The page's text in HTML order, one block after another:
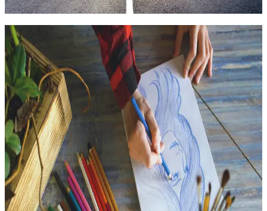
690 000₽
Арт-терапия и арт-методы в реабилитации
Арт-методы в комплексной реабилитации
В результате освоения программы обучающиеся овладеют арт-
технологиями повышения жизнеспособности личности в
трудной жизненной ситуации. Выбор средств искусства для
работы психолога в программах комплексной реабилитации
обусловлен высоким мотивирующим потенциалом и
эмоциональной насыщенностью творческой деятельности в
любом возрасте. Арт-методы являются ценным средством и
эффективным способом формирования и укрепления
личностного потенциала, повышения адаптивных
способностей и достижения оптимального уровня качества
жизни. Более 2/3 учебного времени отведено на практикумы и
мастер-классы, что обеспечивает практическую
направленность программы